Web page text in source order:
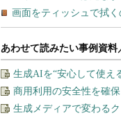
あわせて読みたい事例資料
生成AIを“安心して使
商用利用の安全性を確
生成メディアで変わる